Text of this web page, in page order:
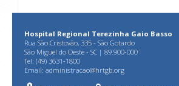
Hospital Regional Terezinha Gaio Basso
Rua São Cristovão, 335 - São Gotardo
São Miguel do Oeste - SC | 89.900-000
Tel: (49) 3631-1800
Email: administracao@hrtgb.org